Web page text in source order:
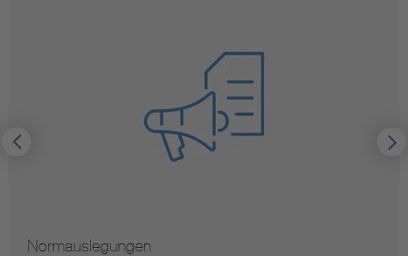
Normauslegungen